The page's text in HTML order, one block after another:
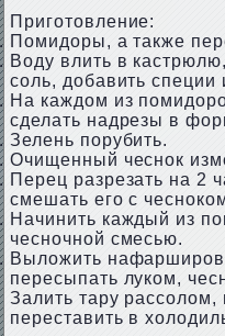
Приготовление:
Помидоры, а также
Воду влить в
соль, добавить специи
На каждом из
сделать надрезы в
Зелень порубить.
Очищенный чеснок
Перец разрезать на 2
смешать его с
Начинить каждый из
чесночной смесью.
Выложить
пересыпать луком,
Залить тару рассолом,
переставить в